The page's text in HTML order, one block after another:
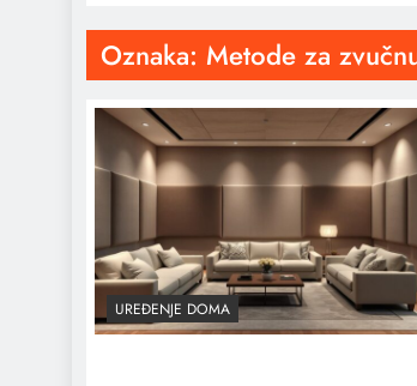
Oznaka: Metode za
UREĐENJE DOMA